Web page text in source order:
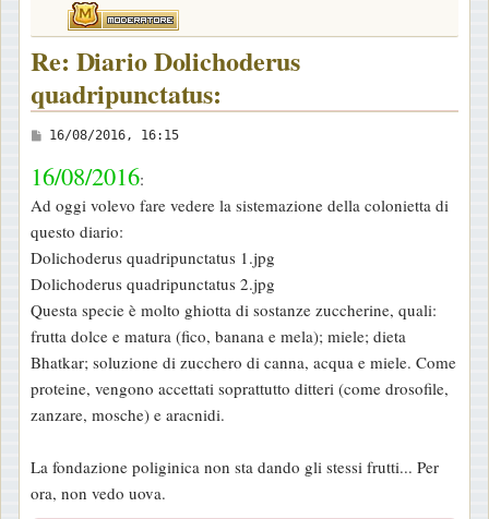
Re: Diario Dolichoderus
quadripunctatus:
M
s
s
a
g
g
i
o
16/08/2016, 16:15
16/08/2016:
Ad oggi volevo fare vedere la sistemazione della colonietta di
questo diario:
Dolichoderus quadripunctatus 1.jpg
Dolichoderus quadripunctatus 2.jpg
Questa specie è molto ghiotta di sostanze zuccherine, quali:
frutta dolce e matura (fico, banana e mela); miele; dieta
Bhatkar; soluzione di zucchero di canna, acqua e miele. Come
proteine, vengono accettati soprattutto ditteri (come drosofile,
zanzare, mosche) e aracnidi.
La fondazione poliginica non sta dando gli stessi frutti... Per
ora, non vedo uova.